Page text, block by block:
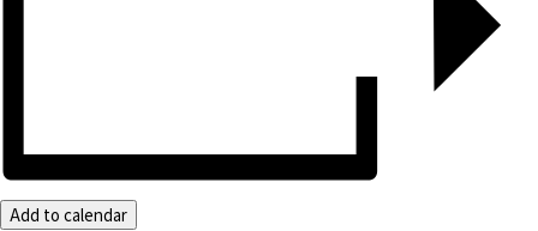
Add to calendar